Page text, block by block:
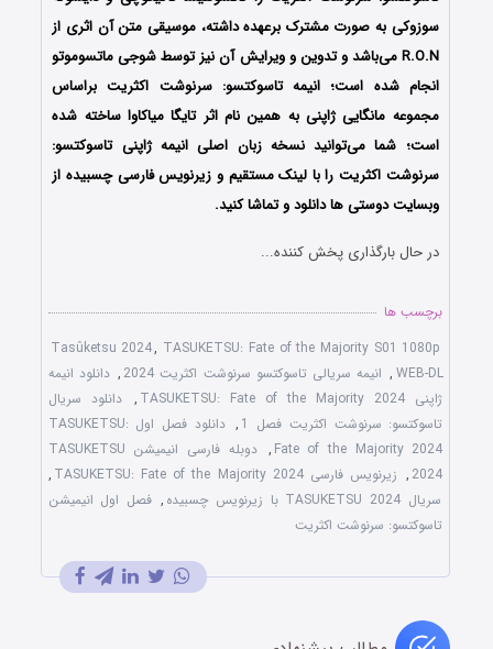
سوزوکی به صورت مشترک برعهده داشته، موسیقی متن آن اثری از
R.O.N می‌باشد و تدوین و ویرایش آن نیز توسط شوجی ماتسوموتو
انجام شده است؛ انیمه تاسوکتسو: سرنوشت اکثریت براساس
مجموعه مانگایی ژاپنی به همین نام اثر تایگا میاکاوا ساخته شده
است؛ شما می‌توانید نسخه زبان اصلی انیمه ژاپنی تاسوکتسو:
سرنوشت اکثریت را با لینک مستقیم و زیرنویس فارسی چسبیده از
وبسایت دوستی ها دانلود و تماشا کنید.
در حال بارگذاری پخش کننده...
برچسب ها
Tasûketsu 2024, TASUKETSU: Fate of the Majority S01 1080p
WEB-DL
, انیمه سریالی تاسوکتسو سرنوشت اکثریت 2024 , دانلود انیمه
ژاپنی TASUKETSU: Fate of the Majority 2024
, دانلود سریال
تاسوکتسو: سرنوشت اکثریت فصل 1
,
دانلود فصل اول TASUKETSU:
Fate of the Majority 2024
,
دوبله فارسی انیمیشن TASUKETSU
2024
, زیرنویس فارسی TASUKETSU: Fate of the Majority 2024
,
سریال TASUKETSU 2024 با زیرنویس چسبیده
, فصل اول انیمیشن
تاسوکتسو: سرنوشت اکثریت